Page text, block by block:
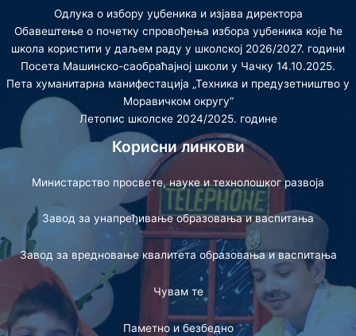
Одлука о избору уџбеника и изјава директора
Обавештење о почетку спровођења избора уџбеника које ће
школа користити у даљем раду у школској 2026/2027. години
Посета Машинско-саобраћајној школи у Чачку 14.10.2025.
Пета хуманитарна манифестација „Техника и предузетништво у
Моравичком округу“
Летопис школске 2024/2025. године
Корисни линкови
Министарство просвете, науке и технолошког развоја
Завод за унапређивање образовања и васпитања
Завод за вредновање квалитета образовања и васпитања
Чувам те
Паметно и безбедно